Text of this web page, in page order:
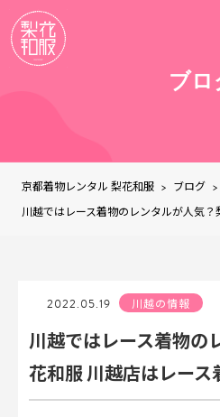
ブ
京都着物レンタル 梨花和服 > ブログ >
川越ではレース着物のレンタルが人気
2022.05.19 川越の情報
川越ではレース着物の
花和服 川越店はレース